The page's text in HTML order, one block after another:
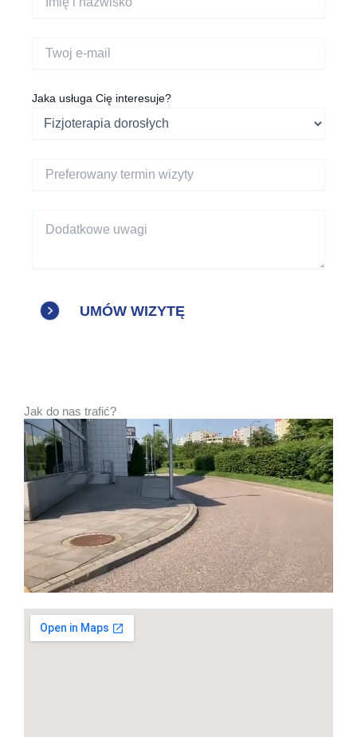
Jaka usługa Cię interesuje?
Jak do nas trafić?